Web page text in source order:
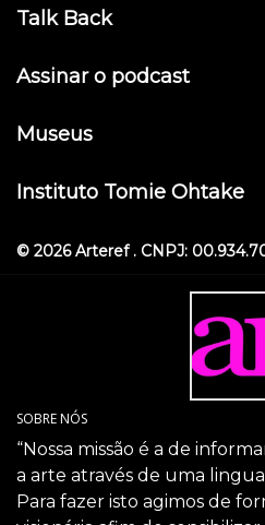
Talk Back
Assinar o podcast
Museus
Instituto Tomie Ohtake
© 2026 Arteref . CNPJ:
SOBRE NÓS
“Nossa missão é a de
a arte através de uma
Para fazer isto agimos de